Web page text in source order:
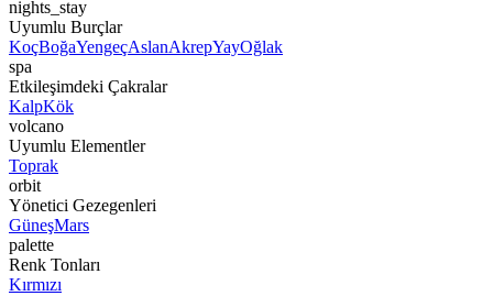
nights_stay
Uyumlu Burçlar
KoçBoğaYengeçAslanAkrepYayOğlak
spa
Etkileşimdeki Çakralar
KalpKök
volcano
Uyumlu Elementler
Toprak
orbit
Yönetici Gezegenleri
GüneşMars
palette
Renk Tonları
Kırmızı